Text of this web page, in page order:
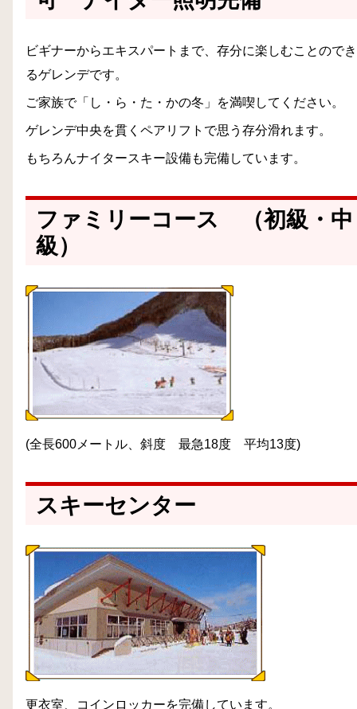
ビギナーからエキスパートまで、存分に楽しむことのでき
るゲレンデです。
ご家族で「し・ら・た・かの冬」を満喫してください。
ゲレンデ中央を貫くペアリフトで思う存分滑れます。
もちろんナイタースキー設備も完備しています。
ファミリーコース （初級・中
級）
(全長600メートル、斜度 最急18度 平均13度)
スキーセンター
更衣室、コインロッカーを完備しています。